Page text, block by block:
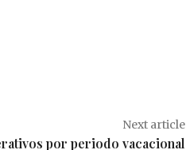
Next article
por periodo vacacional